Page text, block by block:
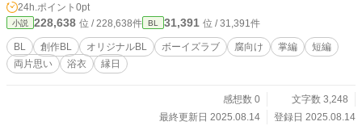
24h.ポイント 0pt
小説 228,638 位 / 228,638件 BL 31,391 位 / 31,391件
BL 創作BL オリジナルBL ボーイズラブ 腐向け 掌編
短編
両片思い
浴衣 縁日
感想数 0
文字数 3,248
最終更新日 2025.08.14
登録日 2025.08.14